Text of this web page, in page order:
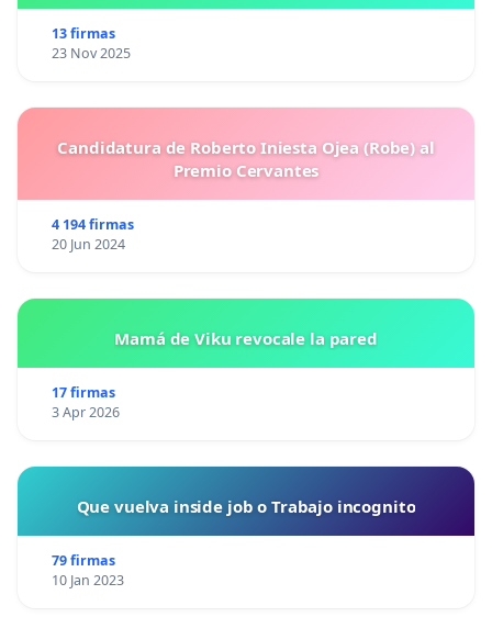
13 firmas
23 Nov 2025
Candidatura de Roberto Iniesta Ojea (Robe) al
Premio Cervantes
4 194 firmas
20 Jun 2024
Mamá de Viku revocale la pared
17 firmas
3 Apr 2026
Que vuelva inside job o Trabajo incognito
79 firmas
10 Jan 2023